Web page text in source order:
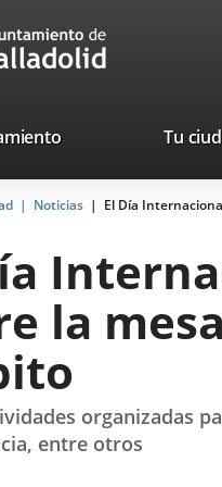
Tu
Noticias El Día
la
organizadas
entre otros